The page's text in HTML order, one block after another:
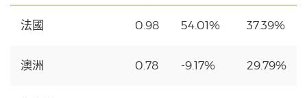
法國 0.98 54.01% 37.39%
澳洲 0.78 -9.17% 29.79%